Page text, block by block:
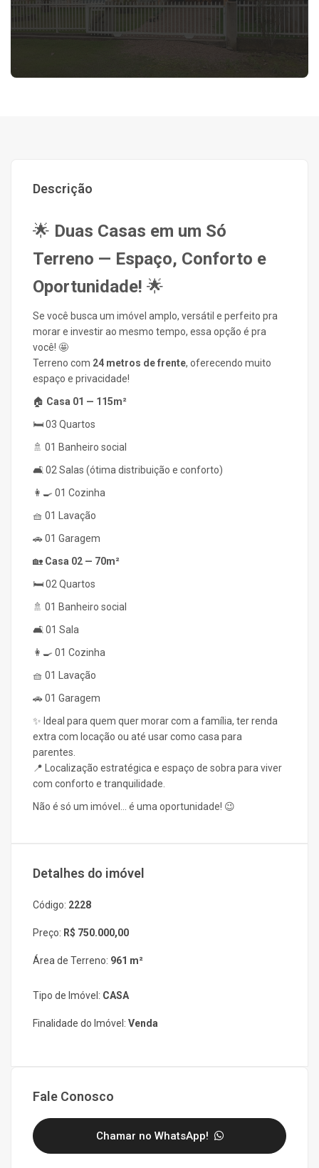
Descrição
🌟 Duas Casas em um Só
Terreno — Espaço, Conforto e
Oportunidade! 🌟
Se você busca um imóvel amplo, versátil e perfeito pra
morar e investir ao mesmo tempo, essa opção é pra
você! 🤩
Terreno com 24 metros de frente, oferecendo muito
espaço e privacidade!
🏠 Casa 01 — 115m²
🛏️ 03 Quartos
🚿 01 Banheiro social
🛋️ 02 Salas (ótima distribuição e conforto)
👩‍🍳 01 Cozinha
🧺 01 Lavação
🚗 01 Garagem
🏡 Casa 02 — 70m²
🛏️ 02 Quartos
🚿 01 Banheiro social
🛋️ 01 Sala
👩‍🍳 01 Cozinha
🧺 01 Lavação
🚗 01 Garagem
✨ Ideal para quem quer morar com a família, ter renda
extra com locação ou até usar como casa para
parentes.
📍 Localização estratégica e espaço de sobra para viver
com conforto e tranquilidade.
Não é só um imóvel… é uma oportunidade! 😉
Detalhes do imóvel
Código: 2228
Preço: R$ 750.000,00
Área de Terreno: 961 m²
Tipo de Imóvel: CASA
Finalidade do Imóvel: Venda
Fale Conosco
Chamar no WhatsApp!